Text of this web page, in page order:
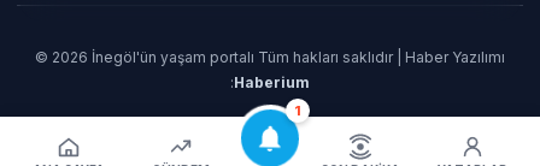
1
© 2026 İnegöl'ün yaşam portalı Tüm hakları saklıdır | Haber Yazılımı
:Haberium